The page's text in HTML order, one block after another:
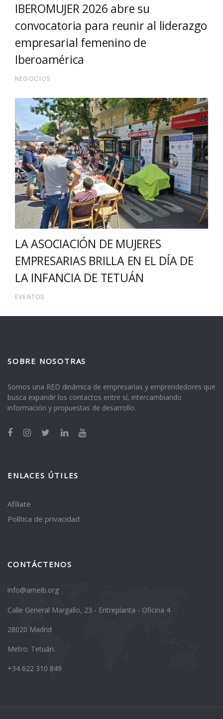
IBEROMUJER 2026 abre su
convocatoria para reunir al liderazgo
empresarial femenino de
Iberoamérica
NEGOCIOS
LA ASOCIACIÓN DE MUJERES
EMPRESARIAS BRILLA EN EL DÍA DE
LA INFANCIA DE TETUÁN
EVENTOS
SOBRE NOSOTRAS
Somos una RED dinámica de empresarias y emprendedores que
busca expandir los contactos entre sí, intercambiando
información y propuestas de desarrollo.
ENLACES ÚTILES
Afiliate
Política de privacidad
CONTÁCTENOS
info@ameib.org
Calle General Margallo, 23 - Entreplanta - Oficina 4
28020 Madrid
Metro: Tetuán.
+34 622 310 849